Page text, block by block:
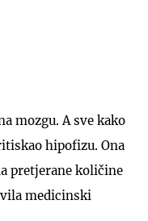
mozgu. A sve kako
hipofizu. Ona
pretjerane količine
medicinski